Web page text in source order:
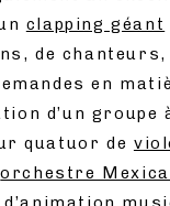
clapping géant
de chanteurs,
en
d’un groupe
quatuor de
orchestre